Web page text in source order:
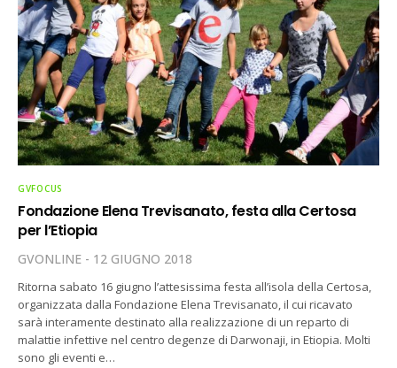
GVFOCUS
Fondazione Elena Trevisanato, festa alla Certosa
per l’Etiopia
GVONLINE 12 GIUGNO 2018
Ritorna sabato 16 giugno l’attesissima festa all’isola della Certosa,
organizzata dalla Fondazione Elena Trevisanato, il cui ricavato
sarà interamente destinato alla realizzazione di un reparto di
malattie infettive nel centro degenze di Darwonaji, in Etiopia. Molti
sono gli eventi e…